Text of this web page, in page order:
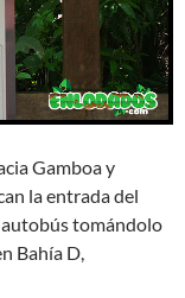
Gamboa y
la entrada del
autobús tomándolo
Bahía D,